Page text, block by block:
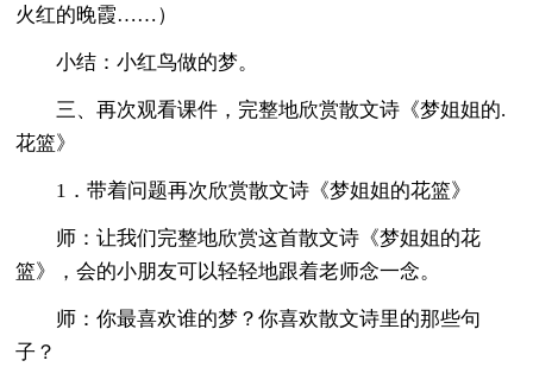
火红的晚霞……）
小结：小红鸟做的梦。
三、再次观看课件，完整地欣赏散文诗《梦姐姐的.
花篮》
1．带着问题再次欣赏散文诗《梦姐姐的花篮》
师：让我们完整地欣赏这首散文诗《梦姐姐的花
篮》，会的小朋友可以轻轻地跟着老师念一念。
师：你最喜欢谁的梦？你喜欢散文诗里的那些句
子？